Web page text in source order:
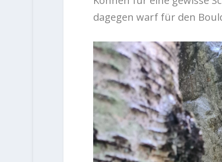
dagegen warf für den